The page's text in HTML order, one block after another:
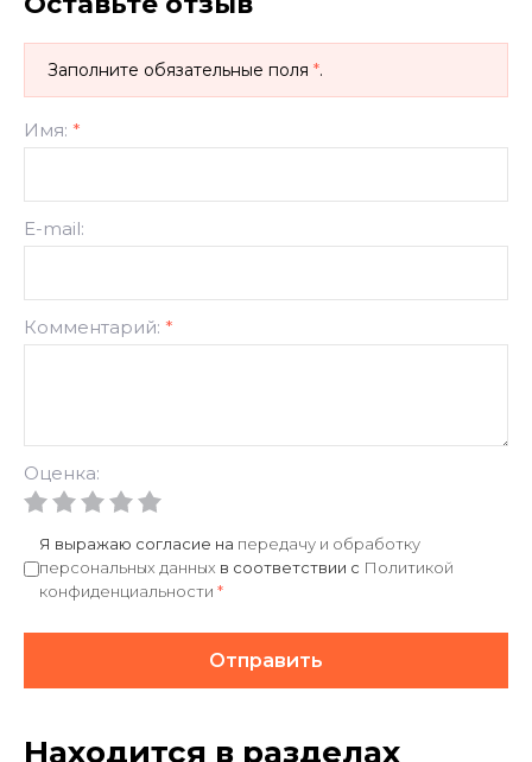
Заполните обязательные поля *.
Имя: *
E-mail:
Комментарий: *
Оценка:
Я выражаю согласие на передачу и обработку
персональных данных в соответствии с Политикой
конфиденциальности *
Отправить
Находится в разделах